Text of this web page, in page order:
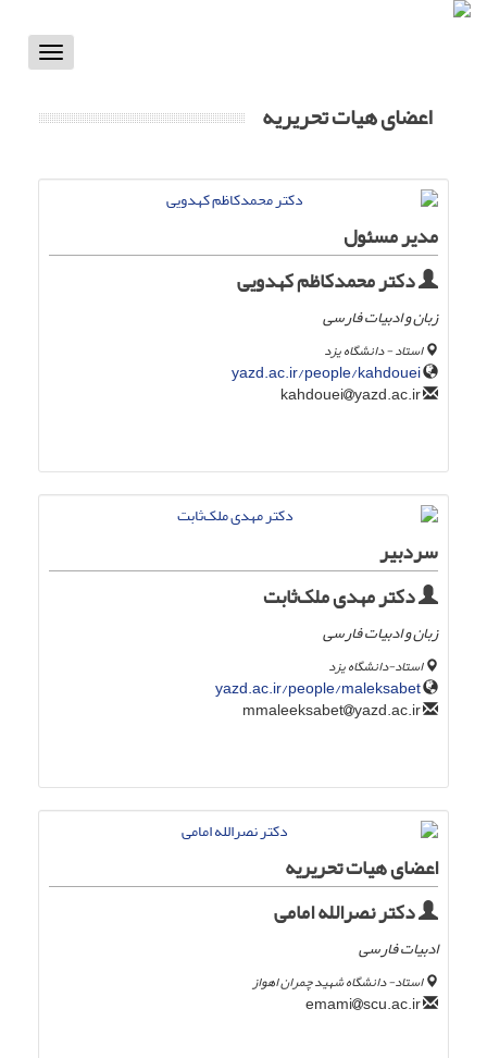
Toggle
اعضای هیات تحریریه
مدیر مسئول
دکتر محمدکاظم کهدویی
زبان و ادبیات فارسی
استاد - دانشگاه یزد
yazd.ac.ir/people/kahdouei
yazd.ac.ir
سردبیر
دکتر مهدی ملک‌ثابت
زبان و ادبیات فارسی
استاد-دانشگاه یزد
yazd.ac.ir/people/maleksabet
yazd.ac.ir
اعضای هیات تحریریه
دکتر نصرالله امامی
ادبیات فارسی
استاد- دانشگاه شهید چمران اهواز
scu.ac.ir